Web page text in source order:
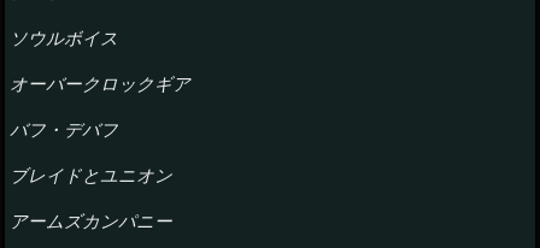
ソウルボイス
オーバークロックギア
バフ・デバフ
ブレイドとユニオン
アームズカンパニー